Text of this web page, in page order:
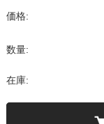
価格:
数量:
在庫: